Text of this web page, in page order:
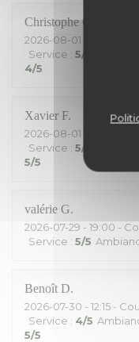
Christophe G
2026-08-01
Service : 5/5
4/5
Xavier F
2026-08-01
Service : 5/5
5/5
valérie G
2026-07-29 - 19:00 -
Service : 5/5
Benoît D
2026-07-30 - 12:15 -
Service : 4/5
5/5